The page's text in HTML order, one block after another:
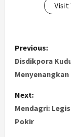
Visit
P
o
t
n
Previous:
Disdikpora
Menyenangkan
Next:
Mendagri:
Pokir